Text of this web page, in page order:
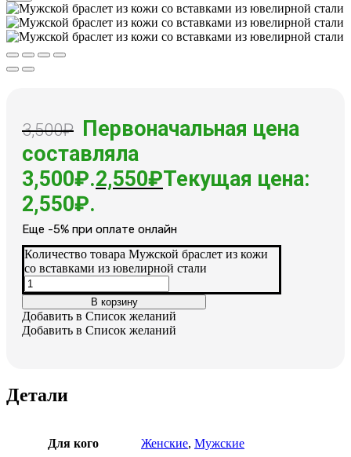
3,500₽ Первоначальная цена
составляла
3,500₽.2,550₽Текущая цена:
2,550₽.
Еще -5% при оплате онлайн
Количество товара Мужской браслет из кожи
со вставками из ювелирной стали
В корзину
Добавить в Список желаний
Добавить в Список желаний
Детали
Для кого Женские, Мужские